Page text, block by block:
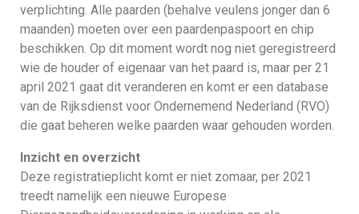
verplichting. Alle paarden (behalve veulens jonger dan 6
maanden) moeten over een paardenpaspoort en chip
beschikken. Op dit moment wordt nog niet geregistreerd
wie de houder of eigenaar van het paard is, maar per 21
april 2021 gaat dit veranderen en komt er een database
van de Rijksdienst voor Ondernemend Nederland (RVO)
die gaat beheren welke paarden waar gehouden worden.
Inzicht en overzicht
Deze registratieplicht komt er niet zomaar, per 2021
treedt namelijk een nieuwe Europese